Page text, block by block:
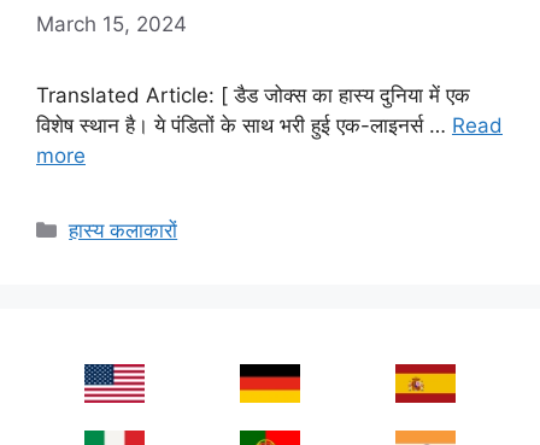
March 15, 2024
Translated Article: [ डैड जोक्स का हास्य दुनिया में एक
विशेष स्थान है। ये पंडितों के साथ भरी हुई एक-लाइनर्स … Read
more
Categories
हास्य कलाकारों